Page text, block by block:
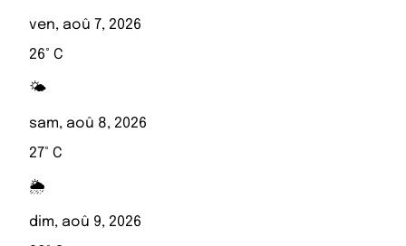
ven, aoû 7, 2026
26° C
🌤️
sam, aoû 8, 2026
27° C
🌦️
dim, aoû 9, 2026